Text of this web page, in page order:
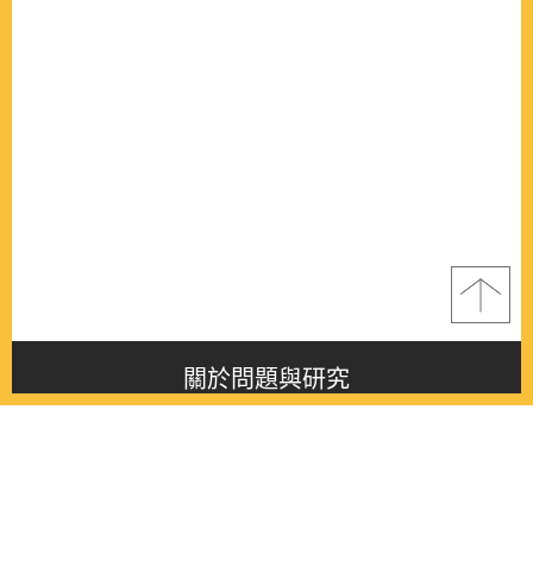
關於問題與研究
About this journal